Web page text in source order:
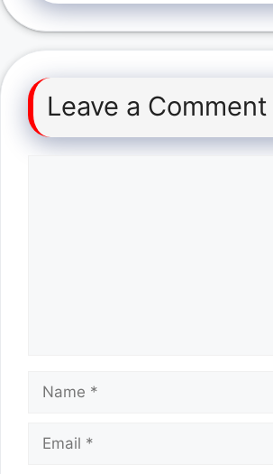
Leave a Comment
Name
Email